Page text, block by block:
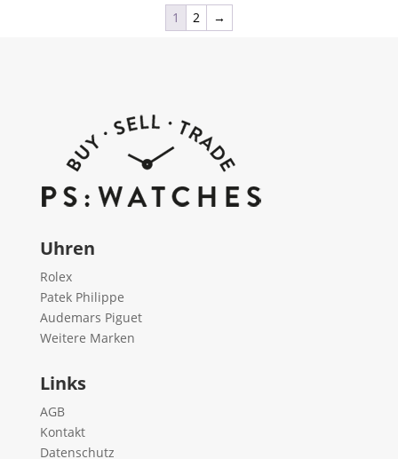
1 2 →
Uhren
Rolex
Patek Philippe
Audemars Piguet
Weitere Marken
Links
AGB
Kontakt
Datenschutz